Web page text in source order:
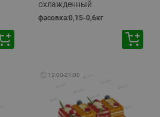
охлажденный
фасовка:0,15-0,6кг
🕘 12:00-21:00